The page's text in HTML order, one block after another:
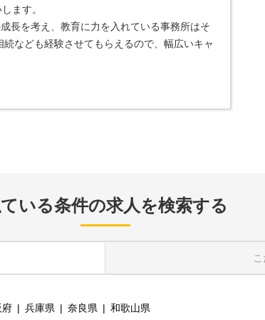
ます。
長を考え、教育に力を入れている事務所はそ
なども経験させてもらえるので、幅広いキャ
いる条件の求人を検索する
府 兵庫県 奈良県 和歌山県